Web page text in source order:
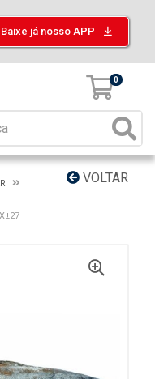
Baixe já nosso APP
0
VOLTAR